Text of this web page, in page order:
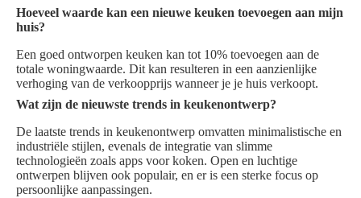
Hoeveel waarde kan een nieuwe keuken toevoegen aan mijn
huis?
Een goed ontworpen keuken kan tot 10% toevoegen aan de
totale woningwaarde. Dit kan resulteren in een aanzienlijke
verhoging van de verkoopprijs wanneer je je huis verkoopt.
Wat zijn de nieuwste trends in keukenontwerp?
De laatste trends in keukenontwerp omvatten minimalistische en
industriële stijlen, evenals de integratie van slimme
technologieën zoals apps voor koken. Open en luchtige
ontwerpen blijven ook populair, en er is een sterke focus op
persoonlijke aanpassingen.